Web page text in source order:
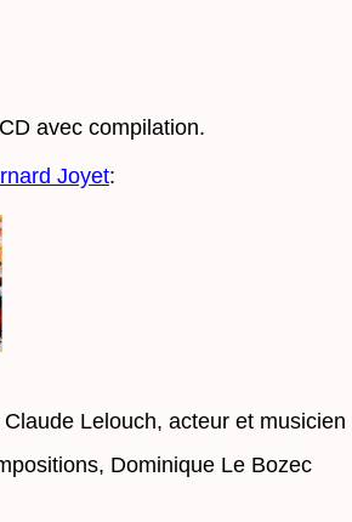
avec compilation.
Joyet:
Lelouch, acteur et musicien
Dominique Le Bozec